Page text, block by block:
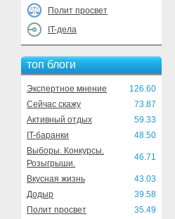
Полит просвет
IT-дела
топ блоги
Экспертное мнение
126.60
Сейчас скажу
73.87
Активный отдых
59.33
IT-баранки
48.50
Выборы. Конкурсы.
Розыгрыши.
46.71
Вкусная жизнь
43.03
Додыр
39.58
Полит просвет
35.49